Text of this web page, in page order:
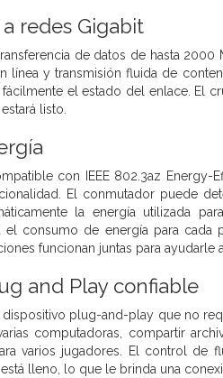
redes Gigabit
de datos de hasta
línea y transmisión fluida de
el estado del enlace. El
listo.
con IEEE 802.3az
El conmutador puede
la energía utilizada
el consumo de energía para
funcionan juntas para ayudarle
and Play confiable
dispositivo plug-and-play que no
computadoras, compartir
varios jugadores. El control de
lleno, lo que le brinda una